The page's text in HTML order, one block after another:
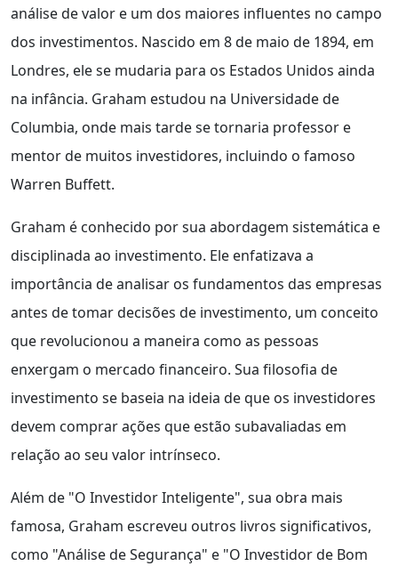
análise de valor e um dos maiores influentes no campo
dos investimentos. Nascido em 8 de maio de 1894, em
Londres, ele se mudaria para os Estados Unidos ainda
na infância. Graham estudou na Universidade de
Columbia, onde mais tarde se tornaria professor e
mentor de muitos investidores, incluindo o famoso
Warren Buffett.
Graham é conhecido por sua abordagem sistemática e
disciplinada ao investimento. Ele enfatizava a
importância de analisar os fundamentos das empresas
antes de tomar decisões de investimento, um conceito
que revolucionou a maneira como as pessoas
enxergam o mercado financeiro. Sua filosofia de
investimento se baseia na ideia de que os investidores
devem comprar ações que estão subavaliadas em
relação ao seu valor intrínseco.
Além de "O Investidor Inteligente", sua obra mais
famosa, Graham escreveu outros livros significativos,
como "Análise de Segurança" e "O Investidor de Bom